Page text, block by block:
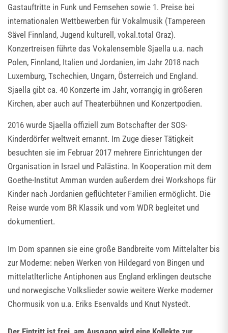
Gastauftritte in Funk und Fernsehen sowie 1. Preise bei
internationalen Wettbewerben für Vokalmusik (Tampereen
Sävel Finnland, Jugend kulturell, vokal.total Graz).
Konzertreisen führte das Vokalensemble Sjaella u.a. nach
Polen, Finnland, Italien und Jordanien, im Jahr 2018 nach
Luxemburg, Tschechien, Ungarn, Österreich und England.
Sjaella gibt ca. 40 Konzerte im Jahr, vorrangig in größeren
Kirchen, aber auch auf Theaterbühnen und Konzertpodien.
2016 wurde Sjaella offiziell zum Botschafter der SOS-
Kinderdörfer weltweit ernannt. Im Zuge dieser Tätigkeit
besuchten sie im Februar 2017 mehrere Einrichtungen der
Organisation in Israel und Palästina. In Kooperation mit dem
Goethe-Institut Amman wurden außerdem drei Workshops für
Kinder nach Jordanien geflüchteter Familien ermöglicht. Die
Reise wurde vom BR Klassik und vom WDR begleitet und
dokumentiert.
Im Dom spannen sie eine große Bandbreite vom Mittelalter bis
zur Moderne: neben Werken von Hildegard von Bingen und
mittelatlterliche Antiphonen aus England erklingen deutsche
und norwegische Volkslieder sowie weitere Werke moderner
Chormusik von u.a. Eriks Esenvalds und Knut Nystedt.